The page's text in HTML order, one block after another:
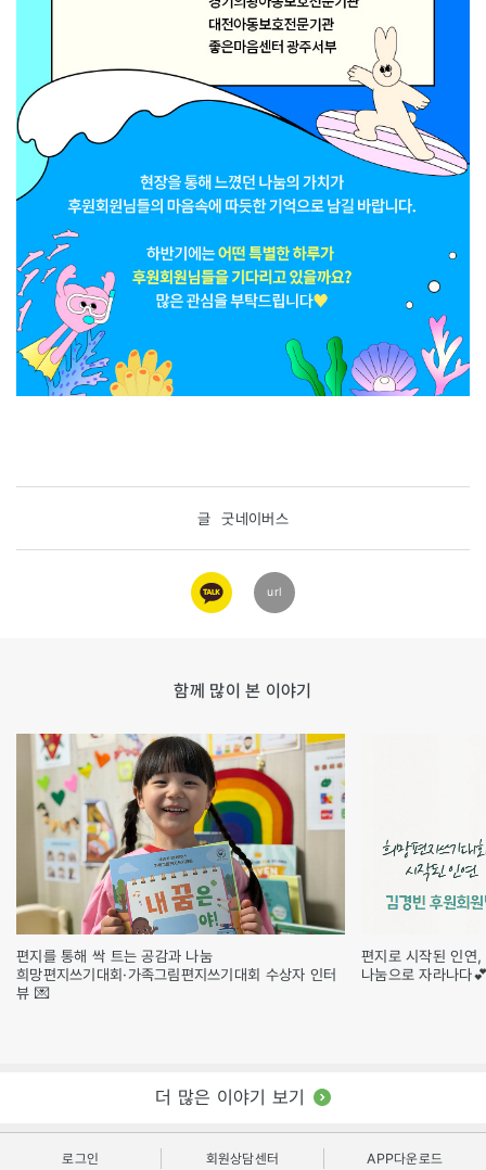
글 굿네이버스
카카오
링크
url
함께 많이 본 이야기
편지를 통해 싹 트는 공감과 나눔
희망편지쓰기대회·가족그림편지쓰기대회 수상자 인터
뷰 💌
편지로 시작된 인연,
나눔으로 자라나다
더 많은 이야기 보기
로그인 회원상담센터 APP다운로드